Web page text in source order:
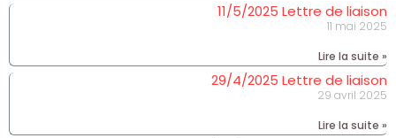
11/5/2025 Lettre de liaison
11 mai 2025
Lire la suite »
29/4/2025 Lettre de liaison
29 avril 2025
Lire la suite »